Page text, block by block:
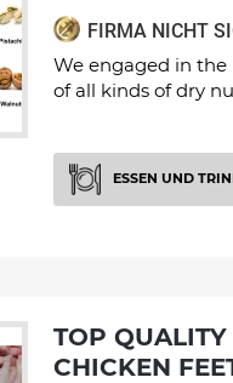
FIRMA NICHT
We engaged in
of all kinds of dry
ESSEN UND
TOP QUALITY FROZEN WHOLE CHICKEN
CHICKEN